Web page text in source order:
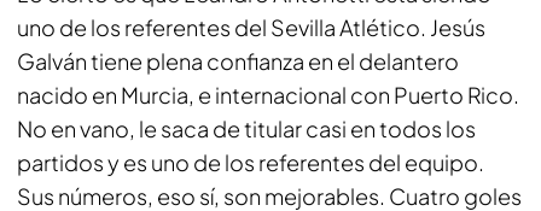
uno de los referentes del Sevilla Atlético. Jesús
Galván tiene plena confianza en el delantero
nacido en Murcia, e internacional con Puerto Rico.
No en vano, le saca de titular casi en todos los
partidos y es uno de los referentes del equipo.
Sus números, eso sí, son mejorables. Cuatro goles